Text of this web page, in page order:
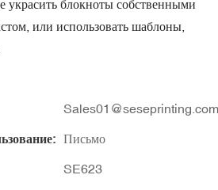
украсить блокноты собственными
или использовать шаблоны,
Sales01@seseprinting.com
Письмо
SE623